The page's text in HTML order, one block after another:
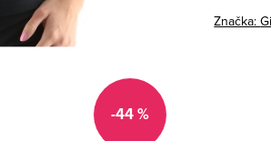
-44 %
Značka: